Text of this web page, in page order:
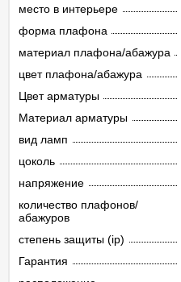
место в интерьере
форма плафона
материал плафона/абажура
цвет плафона/абажура
Цвет арматуры
Материал арматуры
вид ламп
цоколь
напряжение
количество плафонов/
абажуров
степень защиты (ip)
Гарантия